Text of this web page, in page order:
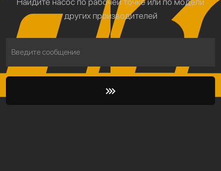
других производителей
Введите сообщение